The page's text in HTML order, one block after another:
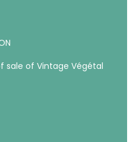
sale of Vintage Végétal